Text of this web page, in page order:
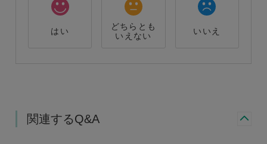
はい
どちらとも
いえない
いいえ
関連するQ&A